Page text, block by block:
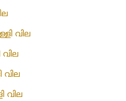
വില
വില
വില
വില